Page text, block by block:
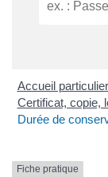
Accueil
Certificat, copie,
Durée de
Fiche pratique